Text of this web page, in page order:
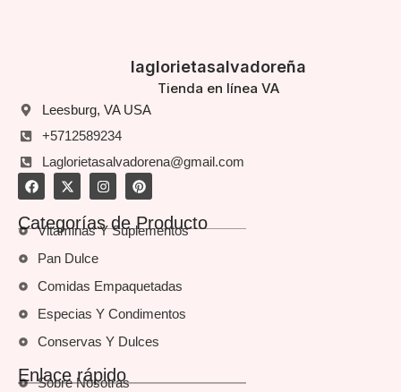
laglorietasalvadoreña
Tienda en línea VA
Leesburg, VA USA
+5712589234
Laglorietasalvadorena@gmail.com
Categorías de Producto
Vitaminas Y Suplementos
Pan Dulce
Comidas Empaquetadas
Especias Y Condimentos
Conservas Y Dulces
Enlace rápido
Sobre Nosotras